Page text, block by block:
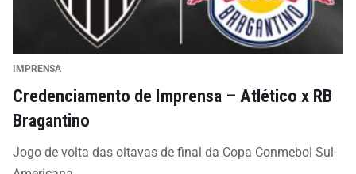
IMPRENSA
Credenciamento de Imprensa – Atlético x RB
Bragantino
Jogo de volta das oitavas de final da Copa Conmebol Sul-